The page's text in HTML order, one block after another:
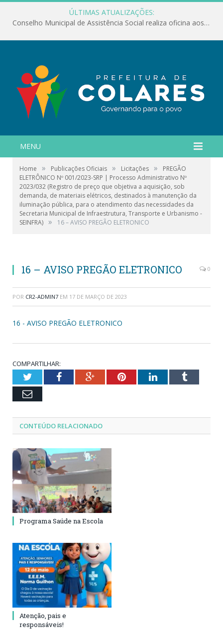
ÚLTIMAS ATUALIZAÇÕES:
Conselho Municipal de Assistência Social realiza oficina aos servidores
MENU
Home » Publicações Oficiais » Licitações »
PREGÃO
ELETRÔNICO Nº 001/2023-SRP | Processo Administrativo Nº
2023/032 (Registro de preço que objetiva a aquisição, sob
demanda, de materiais elétricos, destinados à manutenção da
iluminação pública, para o atendimento das necessidades da
Secretaria Municipal de Infraestrutura, Transporte e Urbanismo -
SEINFRA) » 16 – AVISO PREGÃO ELETRONICO
16 – AVISO PREGÃO ELETRONICO 0
POR CR2-ADMIN7 EM 17 DE MARÇO DE 2023
16 - AVISO PREGÃO ELETRONICO
COMPARTILHAR:
TwitterFacebookGoogle+PinterestLinkedInTumblr
Email
CONTEÚDO RELACIONADO
Programa Saúde na Escola
Atenção, pais e
responsáveis!